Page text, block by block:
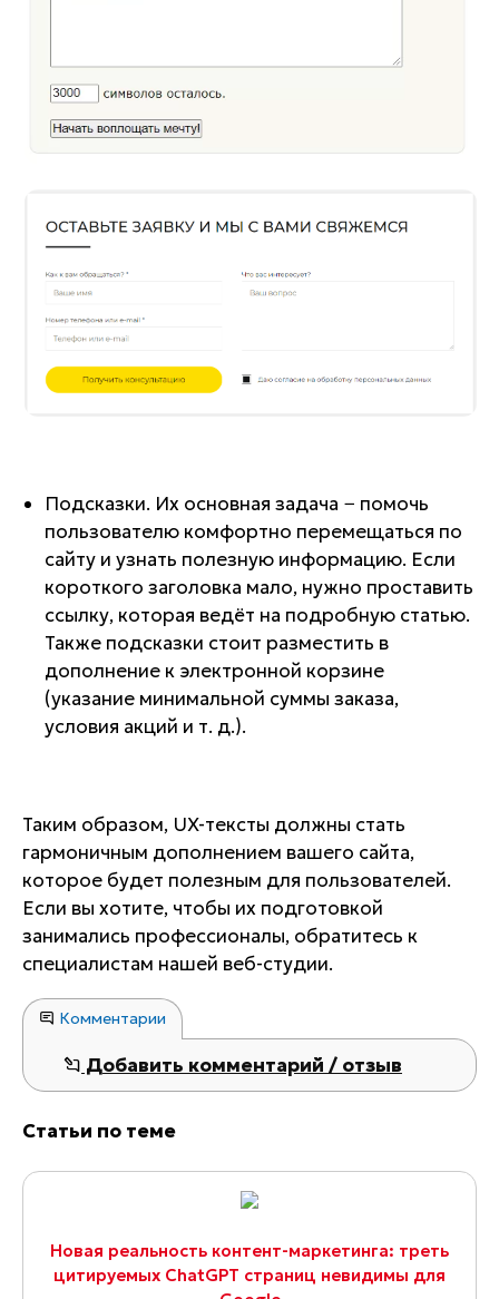
Подсказки. Их основная задача − помочь
пользователю комфортно перемещаться по
сайту и узнать полезную информацию. Если
ссылку, которая ведёт на подробную статью.
Также подсказки стоит разместить в